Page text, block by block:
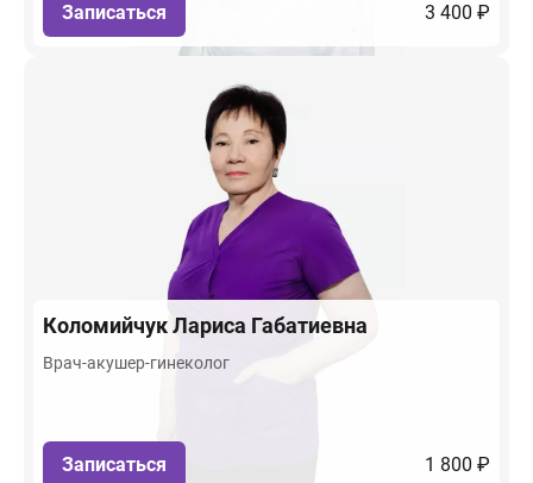
Записаться 3 400 ₽
КоломийчукЛариса Габатиевна
Врач-акушер-гинеколог
Записаться 1 800 ₽